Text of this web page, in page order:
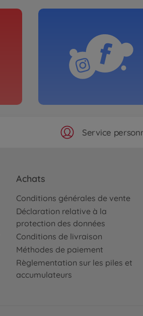
1:10
2,4G
Service
Achats
Conditions générales de vente
Déclaration relative à la
protection des données
Conditions de livraison
Méthodes de paiement
Règlementation sur les piles et
accumulateurs